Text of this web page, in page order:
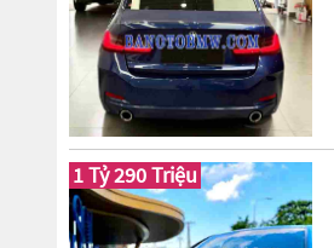
1 Tỷ 290 Triệu